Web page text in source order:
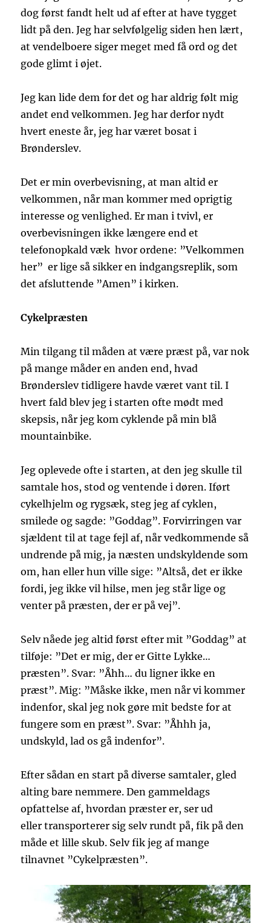
dog først fandt helt ud af efter at have tygget
lidt på den. Jeg har selvfølgelig siden hen lært,
at vendelboere siger meget med få ord og det
gode glimt i øjet.
Jeg kan lide dem for det og har aldrig følt mig
andet end velkommen. Jeg har derfor nydt
hvert eneste år, jeg har været bosat i
Brønderslev.
Det er min overbevisning, at man altid er
velkommen, når man kommer med oprigtig
interesse og venlighed. Er man i tvivl, er
overbevisningen ikke længere end et
telefonopkald væk hvor ordene: ”Velkommen
her” er lige så sikker en indgangsreplik, som
det afsluttende ”Amen” i kirken.
Cykelpræsten
Min tilgang til måden at være præst på, var nok
på mange måder en anden end, hvad
Brønderslev tidligere havde været vant til. I
hvert fald blev jeg i starten ofte mødt med
skepsis, når jeg kom cyklende på min blå
mountainbike.
Jeg oplevede ofte i starten, at den jeg skulle til
samtale hos, stod og ventende i døren. Iført
cykelhjelm og rygsæk, steg jeg af cyklen,
smilede og sagde: ”Goddag”. Forvirringen var
sjældent til at tage fejl af, når vedkommende så
undrende på mig, ja næsten undskyldende som
om, han eller hun ville sige: ”Altså, det er ikke
fordi, jeg ikke vil hilse, men jeg står lige og
venter på præsten, der er på vej”.
Selv nåede jeg altid først efter mit ”Goddag” at
tilføje: ”Det er mig, der er Gitte Lykke…
præsten”. Svar: ”Åhh… du ligner ikke en
præst”. Mig: ”Måske ikke, men når vi kommer
indenfor, skal jeg nok gøre mit bedste for at
fungere som en præst”. Svar: ”Åhhh ja,
undskyld, lad os gå indenfor”.
Efter sådan en start på diverse samtaler, gled
alting bare nemmere. Den gammeldags
opfattelse af, hvordan præster er, ser ud
eller transporterer sig selv rundt på, fik på den
måde et lille skub. Selv fik jeg af mange
tilnavnet ”Cykelpræsten”.